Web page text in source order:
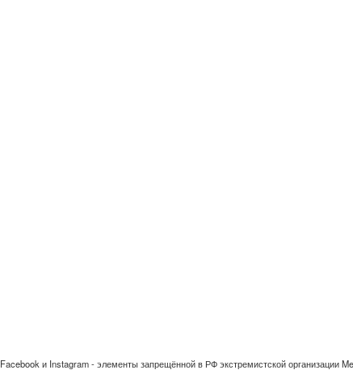
Facebook и Instagram - элементы запрещённой в РФ экстремистской организации